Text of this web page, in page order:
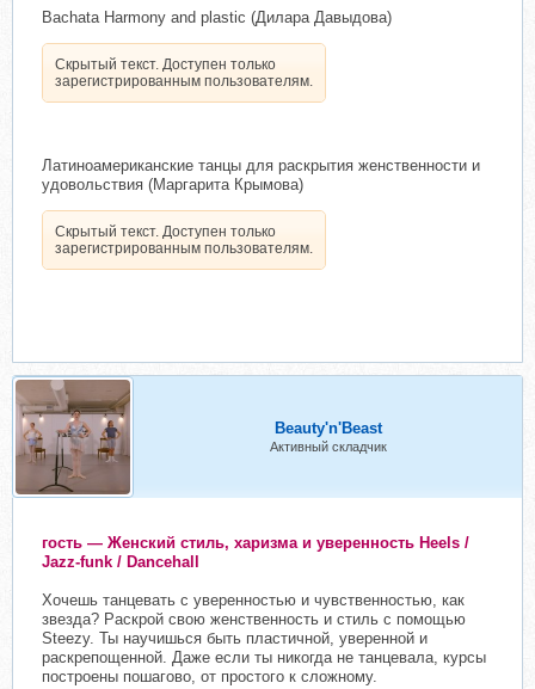
Bachata Harmony and plastic (Дилара Давыдова)
Скрытый текст. Доступен только
зарегистрированным пользователям.
Латиноамериканские танцы для раскрытия женственности и
удовольствия (Маргарита Крымова)
Скрытый текст. Доступен только
зарегистрированным пользователям.
Beauty'n'Beast
Активный складчик
гость — Женский стиль, харизма и уверенность Heels /
Jazz-funk / Dancehall
Хочешь танцевать с уверенностью и чувственностью, как
звезда? Раскрой свою женственность и стиль с помощью
Steezy. Ты научишься быть пластичной, уверенной и
раскрепощенной. Даже если ты никогда не танцевала, курсы
построены пошагово, от простого к сложному.